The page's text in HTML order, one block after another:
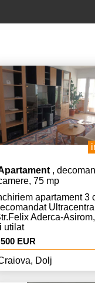
,
75 mp
apartament 3
Aderca-
utilat
500 Euro
garantie.
500 EUR
Dolj